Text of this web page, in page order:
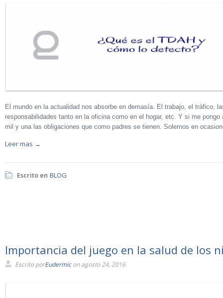
El mundo en la actualidad nos absorbe en demasía. El trabajo, el tráfico,
responsabilidades tanto en la oficina como en el hogar, etc. Y si me
mil y una las obligaciones que como padres se tienen. Solemos en
Leer mas →
Escrito en BLOG
Importancia del juego en la salud de los
Escrito porEudermicon agosto 24, 2016